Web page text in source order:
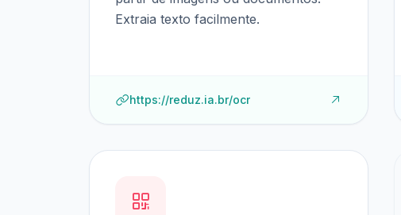
Extraia texto facilmente.
https://reduz.ia.br/ocr